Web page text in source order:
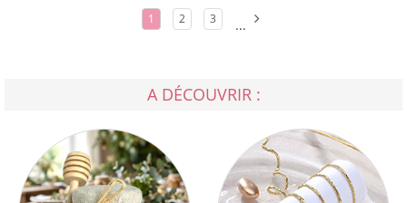
1 2 3 ...
A DÉCOUVRIR :